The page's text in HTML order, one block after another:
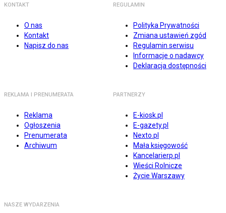
KONTAKT
O nas
Kontakt
Napisz do nas
REGULAMIN
Polityka Prywatności
Zmiana ustawień zgód
Regulamin serwisu
Informacje o nadawcy
Deklaracja dostępności
REKLAMA I PRENUMERATA
Reklama
Ogłoszenia
Prenumerata
Archiwum
PARTNERZY
E-kiosk.pl
E-gazety.pl
Nexto.pl
Mała księgowość
Kancelarierp.pl
Wieści Rolnicze
Życie Warszawy
NASZE WYDARZENIA